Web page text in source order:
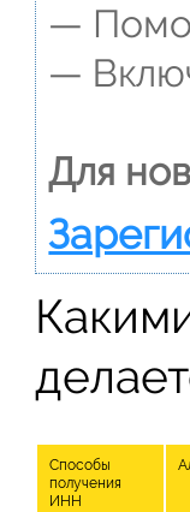
—
—
Для
Способы
получения
ИНН